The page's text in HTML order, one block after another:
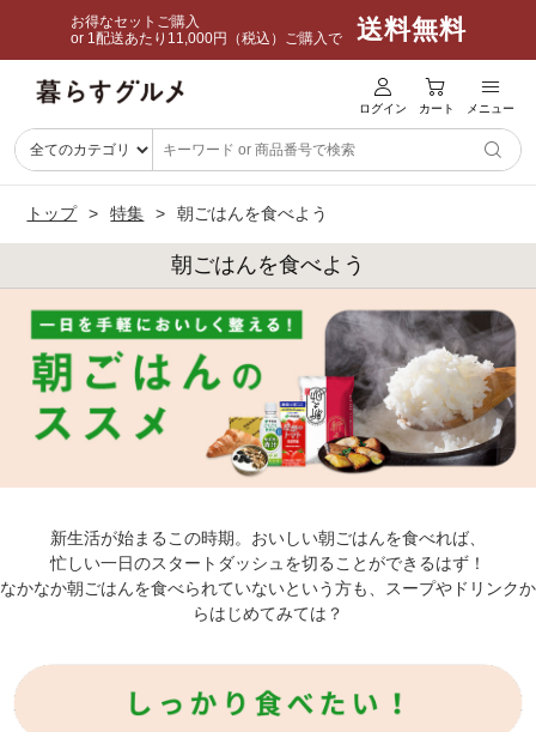
お得なセットご購入
or 1配送あたり11,000円（税込）ご購入で
送料無料
ログイン カート メニュー
トップ 特集 朝ごはんを食べよう
朝ごはんを食べよう
新生活が始まるこの時期。おいしい朝ごはんを食べれば、
忙しい一日のスタートダッシュを切ることができるはず！
なかなか朝ごはんを食べられていないという方も、スープやドリンクか
らはじめてみては？